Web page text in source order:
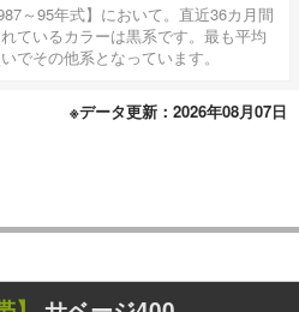
～95年式】において。直近36カ月間
ているカラーは黒系です。最も平均
でその他系となっています。
※データ更新：2026年08月07日